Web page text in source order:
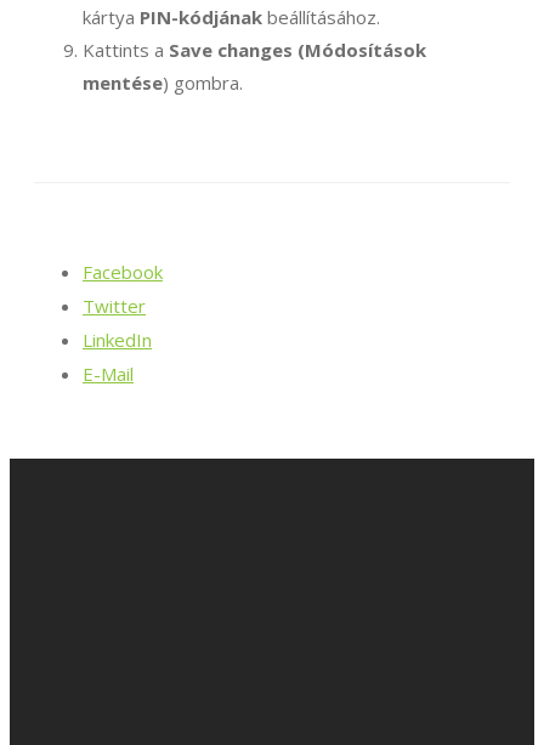
kártya PIN-kódjának beállításához.
Kattints a Save changes (Módosítások
mentése) gombra.
Facebook
Twitter
LinkedIn
E-Mail